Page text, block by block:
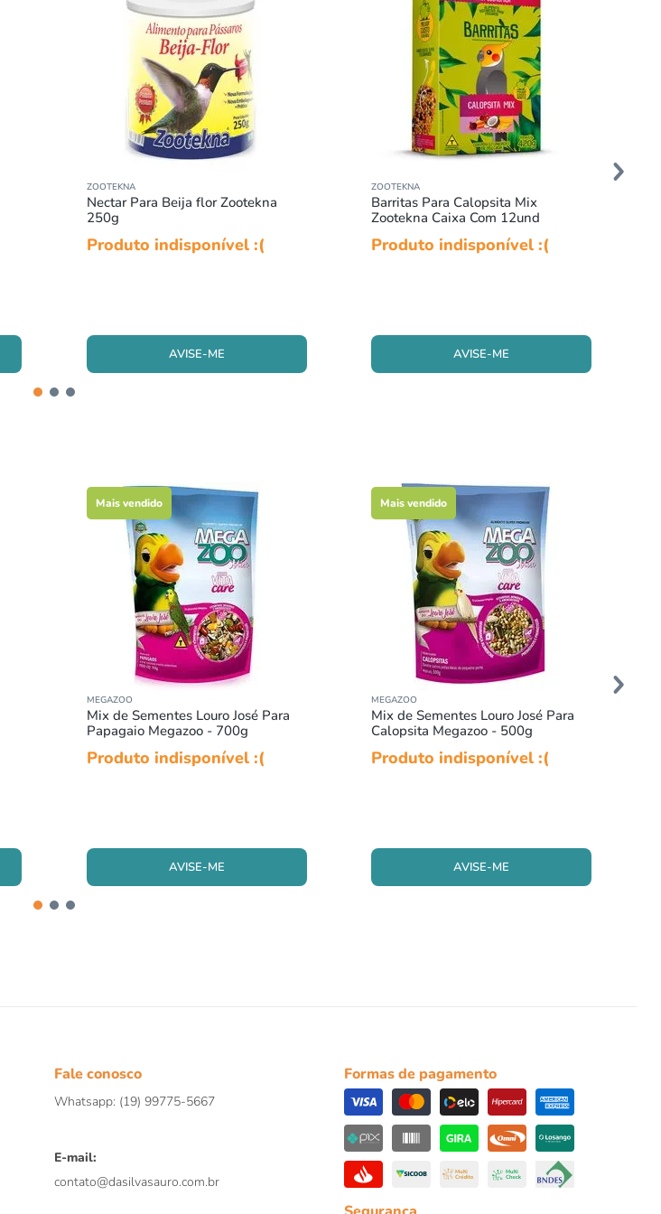
ZOOTEKNA
Nectar Para Beija flor Zootekna
250g
Produto indisponível :(
AVISE-ME
ZOOTEKNA
Barritas Para Calopsita Mix
Zootekna Caixa Com 12und
Produto indisponível :(
AVISE-ME
Mais vendido
MEGAZOO
Mix de Sementes Louro José Para
Papagaio Megazoo - 700g
Produto indisponível :(
AVISE-ME
Mais vendido
MEGAZOO
Mix de Sementes Louro José Para
Calopsita Megazoo - 500g
Produto indisponível :(
AVISE-ME
Fale conosco
Whatsapp: (19) 99775-5667
E-mail:
contato@dasilvasauro.com.br
Formas de pagamento